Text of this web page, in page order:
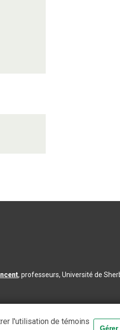
, professeurs, Université de
l'utilisation de témoins